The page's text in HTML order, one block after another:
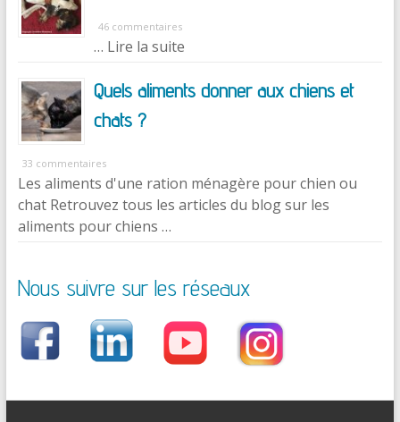
46 commentaires
… Lire la suite
Quels aliments donner aux chiens et
chats ?
33 commentaires
Les aliments d'une ration ménagère pour chien ou
chat Retrouvez tous les articles du blog sur les
aliments pour chiens …
Nous suivre sur les réseaux